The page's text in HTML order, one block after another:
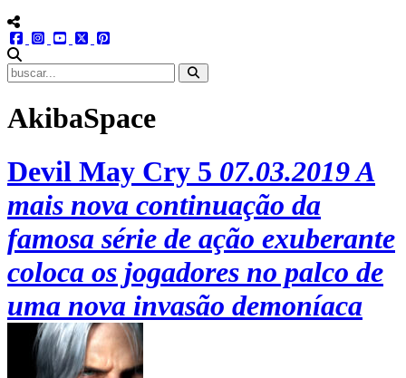
menu redes social
facebookinstagram
youtube
twitter
AkibaSpace
Devil May Cry 5 07.03.2019A
mais nova continuação da
famosa série de ação exuberante
coloca os jogadores no palco de
uma nova invasão demoníaca